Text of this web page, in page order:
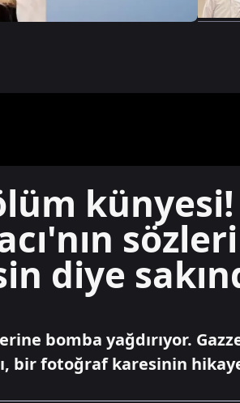
diye
bomba yağdırıyor.
bir fotoğraf karesinin